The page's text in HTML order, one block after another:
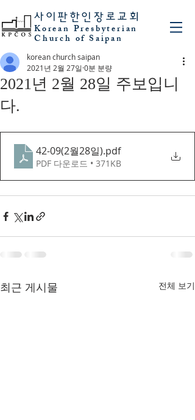
사이판 한인장로교회
Korean Presbyterian
Church of Saipan
2021년 2월 28일 주보입니
다.
korean church saipan
2021년 2월 27일 0분 분량
42-09(2월28일).pdf
PDF 다운로드 • 371KB
최근 게시물 전체 보기